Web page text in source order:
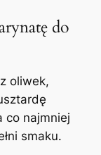
do
oliwek,
co najmniej
smaku.